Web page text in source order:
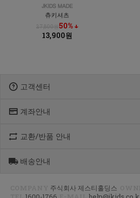
츄키셔츠
27,800원50% ↓
13,900원
고객센터
1600-1766
[점심] 12:00 ~ 13:00
[금] 08:30 ~ 12:30
계좌안내
우리 1005-302-047686
예금주 : 제스티홀딩스
교환/반품 안내
제품수령 후 반품을 하시려면 수령 후 7일 이
CJ대한통운(1588-1255)으로 반품접수 또는
배송안내
평균 상품 준비기간은 주말제외 2~4일까지
(주말 및 공휴일 제외, 제주 도서 산간 지역은
주식회사 제스티홀딩스